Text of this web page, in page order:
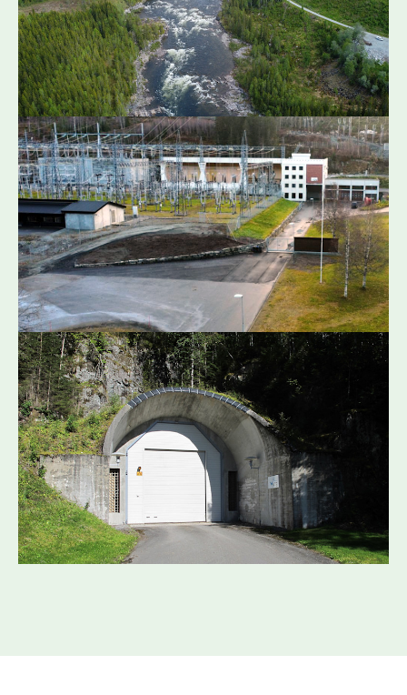
komponenter nærmer seg nå sin levetid. Det er også
potensiale for å utnytte mer av vannet i elva til
kraftproduksjon.
Les mer om oppgradering av Aunfoss kraftverk
Oppgradering av Tunnsjødal kraftverk i
Namsen
Tunnsjødal kraftverk ble satt i drift i 1963 og har
behov for betydelig oppgradering og vedlikehold for
fortsatt drift i nye 50-75 år. Det er potensiale til å
utnytte vannet mer effektivt til kraftproduksjon.
Les mer om oppgradering av Tunnsjødal kraftverk
Rehabilitering av Bogna kraftverk
Bogna kraftverk i Snåsa kommune har vært i drift
siden 1971, og gjennom mer enn femti år har
anlegget levert ren og pålitelig kraft. Nå nærmer flere
av hovedkomponentene seg slutten av levetiden, og
kraftverket skal rehabiliteres for nye 40 års drift.
Les mer om rehabilitering av Bogna kraftverk